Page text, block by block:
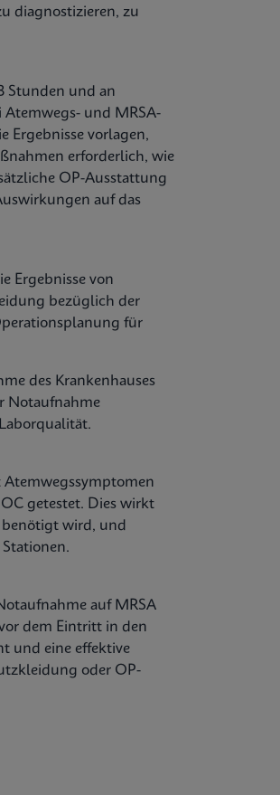
diagnostizieren, zu
Stunden und an
Atemwegs- und MRSA-
Ergebnisse vorlagen,
erforderlich, wie
OP-Ausstattung
auf das
Ergebnisse von
bezüglich der
für
des Krankenhauses
Notaufnahme
getestet. Dies wirkt
benötigt wird, und
auf MRSA
dem Eintritt in den
und eine effektive
oder OP-